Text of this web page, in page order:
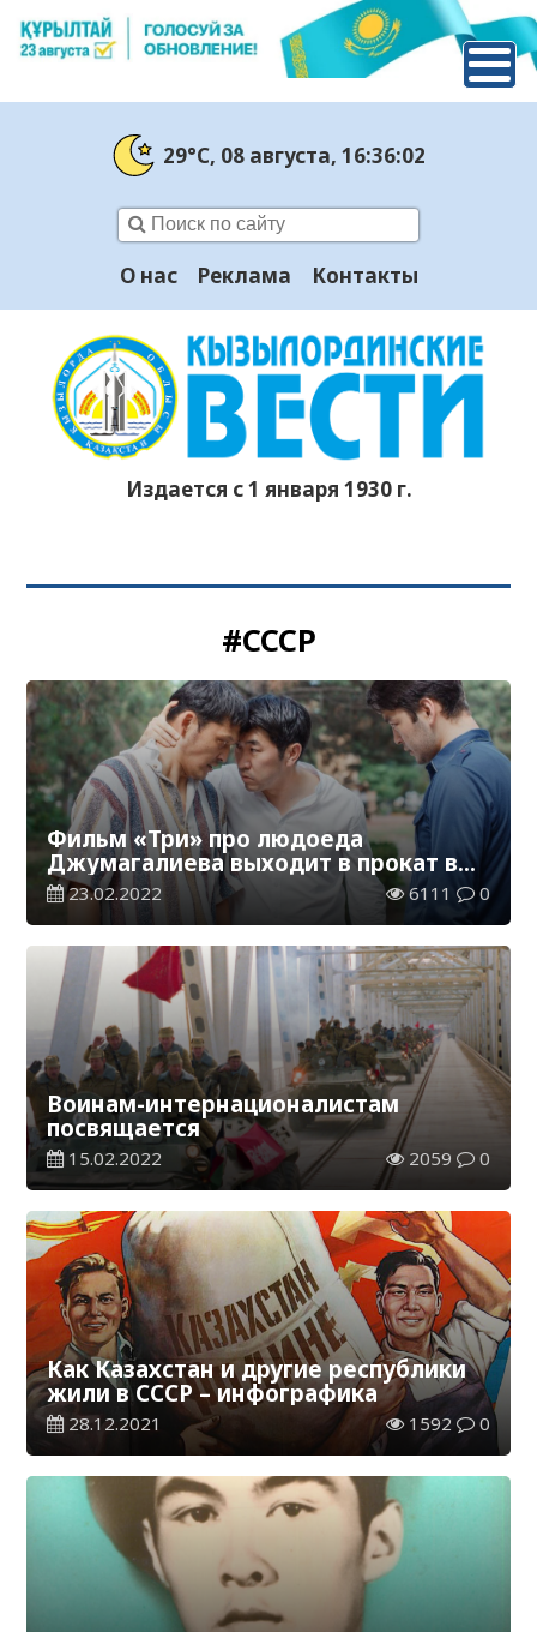
29°C, 08 августа, 16:36:03
О нас Реклама Контакты
Издается с 1 января 1930 г.
#СССР
Фильм «Три» про людоеда
Джумагалиева выходит в прокат в
Казахстане
23.02.2022 6111 0
Воинам-интернационалистам
посвящается
15.02.2022 2059 0
Как Казахстан и другие республики
жили в СССР – инфографика
28.12.2021 1592 0